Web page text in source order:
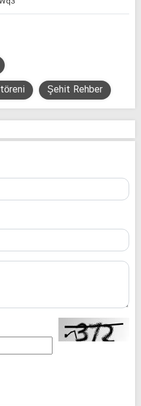
Şehit Rehber